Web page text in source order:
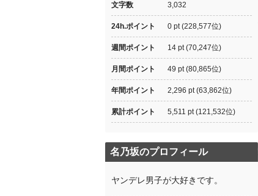
文字数 3,032
24h.ポイント 0 pt (228,577位)
週間ポイント 14 pt (70,247位)
月間ポイント 49 pt (80,865位)
年間ポイント 2,296 pt (63,862位)
累計ポイント 5,511 pt (121,532位)
名乃坂のプロフィール
ヤンデレ男子が大好きです。